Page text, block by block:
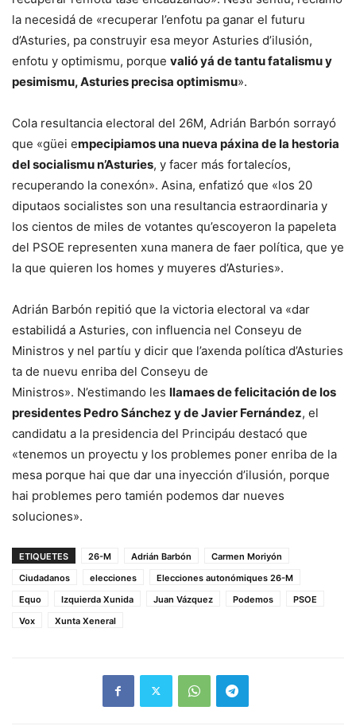
la necesidá de «recuperar l’enfotu pa ganar el futuru
d’Asturies, pa construyir esa meyor Asturies d’ilusión,
enfotu y optimismu, porque valió yá de tantu fatalismu y
pesimismu, Asturies precisa optimismu».
Cola resultancia electoral del 26M, Adrián Barbón sorrayó
que «güei empecipiamos una nueva páxina de la hestoria
del socialismu n’Asturies, y facer más fortalecíos,
recuperando la conexón». Asina, enfatizó que «los 20
diputaos socialistes son una resultancia estraordinaria y
los cientos de miles de votantes qu’escoyeron la papeleta
del PSOE representen xuna manera de faer política, que ye
la que quieren los homes y muyeres d’Asturies».
Adrián Barbón repitió que la victoria electoral va «dar
estabilidá a Asturies, con influencia nel Conseyu de
Ministros y nel partíu y dicir que l’axenda política d’Asturies
ta de nuevu enriba del Conseyu de
Ministros». N’estimando les llamaes de felicitación de los
presidentes Pedro Sánchez y de Javier Fernández, el
candidatu a la presidencia del Principáu destacó que
«tenemos un proyectu y los problemes poner enriba de la
mesa porque hai que dar una inyección d’ilusión, porque
hai problemes pero tamién podemos dar nueves
soluciones».
ETIQUETES 26-M Adrián Barbón
Carmen Moriyón
Ciudadanos
elecciones
Elecciones autonómiques 26-M
Equo
Izquierda Xunida Juan Vázquez Podemos
PSOE
Vox
Xunta Xeneral